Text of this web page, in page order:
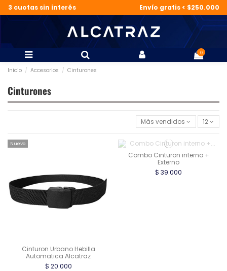
3 cuotas sin interés Envío gratis < $250.000
0
Inicio Accesorios Cinturones
Cinturones
Más vendidos 12
Nuevo
Cinturon Urbano Hebilla
Automatica Alcatraz
$ 20.000
Combo Cinturon interno +
Externo
$ 39.000